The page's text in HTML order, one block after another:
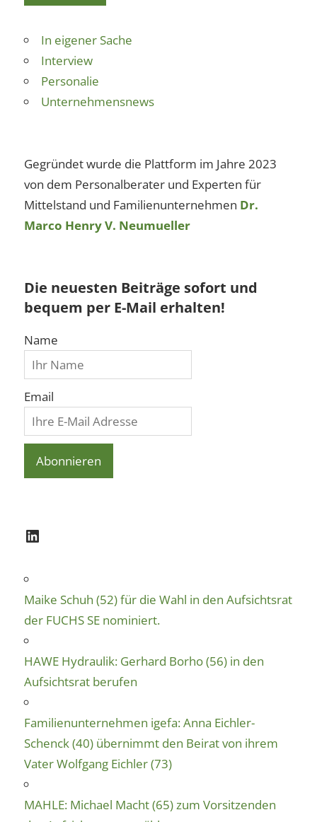
In eigener Sache
Interview
Personalie
Unternehmensnews
Gegründet wurde die Plattform im Jahre 2023
von dem Personalberater und Experten für
Mittelstand und Familienunternehmen Dr.
Marco Henry V. Neumueller
Die neuesten Beiträge sofort und
bequem per E-Mail erhalten!
Name
Email
LinkedIn
Maike Schuh (52) für die Wahl in den Aufsichtsrat
der FUCHS SE nominiert.
HAWE Hydraulik: Gerhard Borho (56) in den
Aufsichtsrat berufen
Familienunternehmen igefa: Anna Eichler-
Schenck (40) übernimmt den Beirat von ihrem
Vater Wolfgang Eichler (73)
MAHLE: Michael Macht (65) zum Vorsitzenden